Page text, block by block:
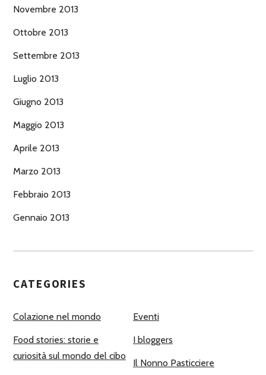
Novembre 2013
Ottobre 2013
Settembre 2013
Luglio 2013
Giugno 2013
Maggio 2013
Aprile 2013
Marzo 2013
Febbraio 2013
Gennaio 2013
CATEGORIES
Colazione nel mondo Eventi
Food stories: storie e
curiosità sul mondo del cibo
I bloggers
Il Nonno Pasticciere